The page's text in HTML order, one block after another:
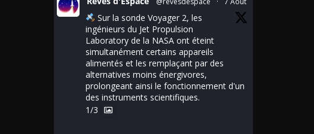
Sur la sonde Voyager 2, les
ingénieurs du Jet Propulsion
Laboratory de la NASA ont éteint
simultanément certains appareils
alimentés et les remplaçant par des
alternatives moins énergivores,
prolongeant ainsi le fonctionnement d'un
des instruments scientifiques.
1/3